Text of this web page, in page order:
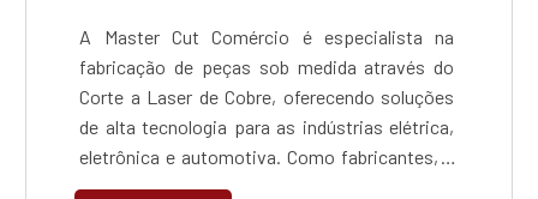
A Master Cut Comércio é especialista na
fabricação de peças sob medida através do
Corte a Laser de Cobre, oferecendo soluções
de alta tecnologia para as indústrias elétrica,
eletrônica e automotiva. Como fabricantes, a
empresa domina o processamento de metais